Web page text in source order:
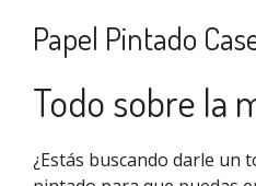
Papel Pintado
Todo sobre la
¿Estás buscando darle un